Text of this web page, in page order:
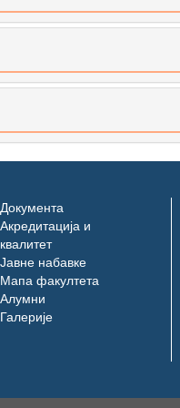
Документа
Акредитација и
квалитет
Јавне набавке
Мапа факултета
Алумни
Галерије